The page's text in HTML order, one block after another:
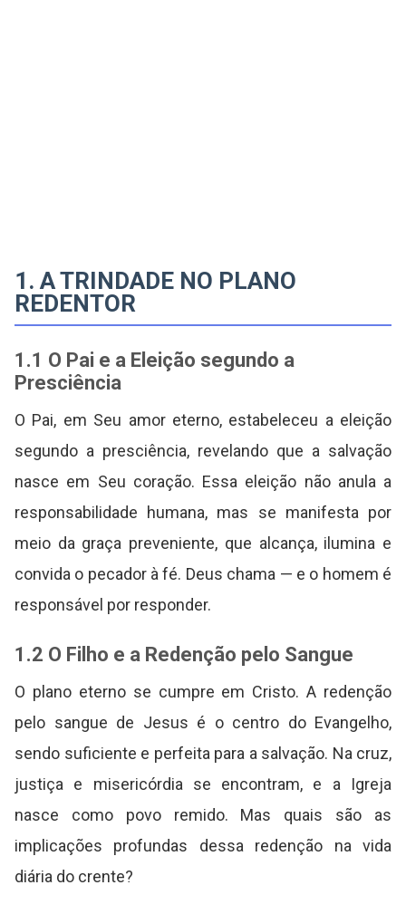
1. A TRINDADE NO PLANO
REDENTOR
1.1 O Pai e a Eleição segundo a
Presciência
O Pai, em Seu amor eterno, estabeleceu a eleição
segundo a presciência, revelando que a salvação
nasce em Seu coração. Essa eleição não anula a
responsabilidade humana, mas se manifesta por
meio da graça preveniente, que alcança, ilumina e
convida o pecador à fé. Deus chama — e o homem é
responsável por responder.
1.2 O Filho e a Redenção pelo Sangue
O plano eterno se cumpre em Cristo. A redenção
pelo sangue de Jesus é o centro do Evangelho,
sendo suficiente e perfeita para a salvação. Na cruz,
justiça e misericórdia se encontram, e a Igreja
nasce como povo remido. Mas quais são as
implicações profundas dessa redenção na vida
diária do crente?